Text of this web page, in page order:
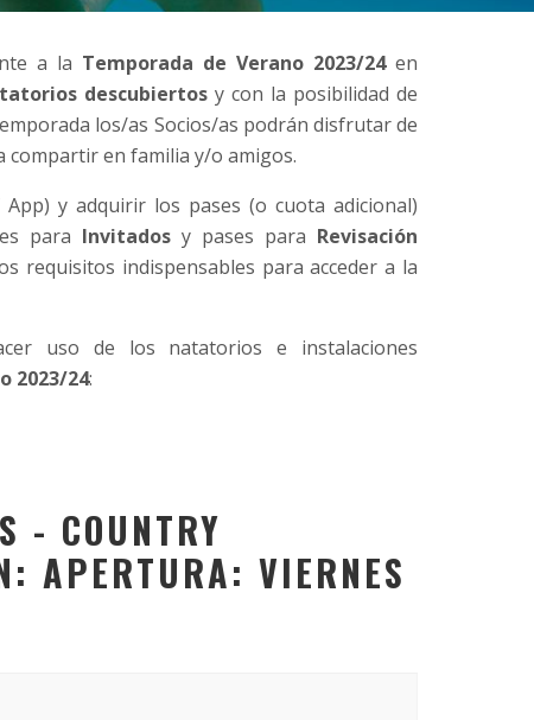
a la Temporada de Verano 2023/24en
descubiertosy con la posibilidad de
los/as Socios/as podrán disfrutar de
compartir en familia y/o amigos.
y adquirir los pases (o cuota adicional)
para Invitados y pases para Revisación
requisitos indispensables para acceder a la
uso de los natatorios e instalaciones
2023/24:
- COUNTRY
APERTURA: VIERNES